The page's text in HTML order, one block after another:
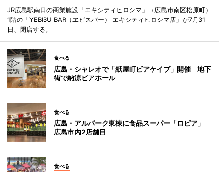
JR広島駅南口の商業施設「エキシティヒロシマ」（広島市南区松原町）
1階の「YEBISU BAR（ヱビスバー） エキシティヒロシマ店」が7月31
日、閉店する。
食べる
広島・シャレオで「紙屋町ビアケイブ」開催 地下
街で納涼ビアホール
食べる
広島・アルパーク東棟に食品スーパー「ロピア」
広島市内2店舗目
食べる